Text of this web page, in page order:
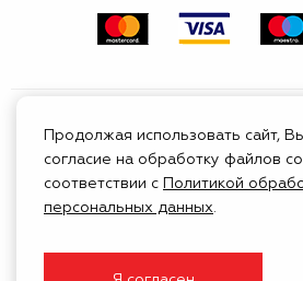
публичной афертой (положения
Продолжая использовать сайт,
согласие на обработку файлов
соответствии с
Политикой
персональных данных.